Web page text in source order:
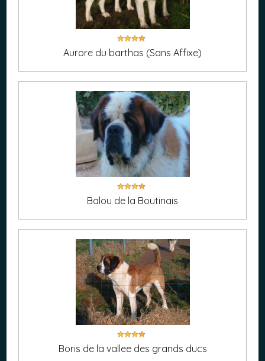
Aurore du barthas (Sans Affixe)
Balou de la Boutinais
Boris de la vallee des grands ducs